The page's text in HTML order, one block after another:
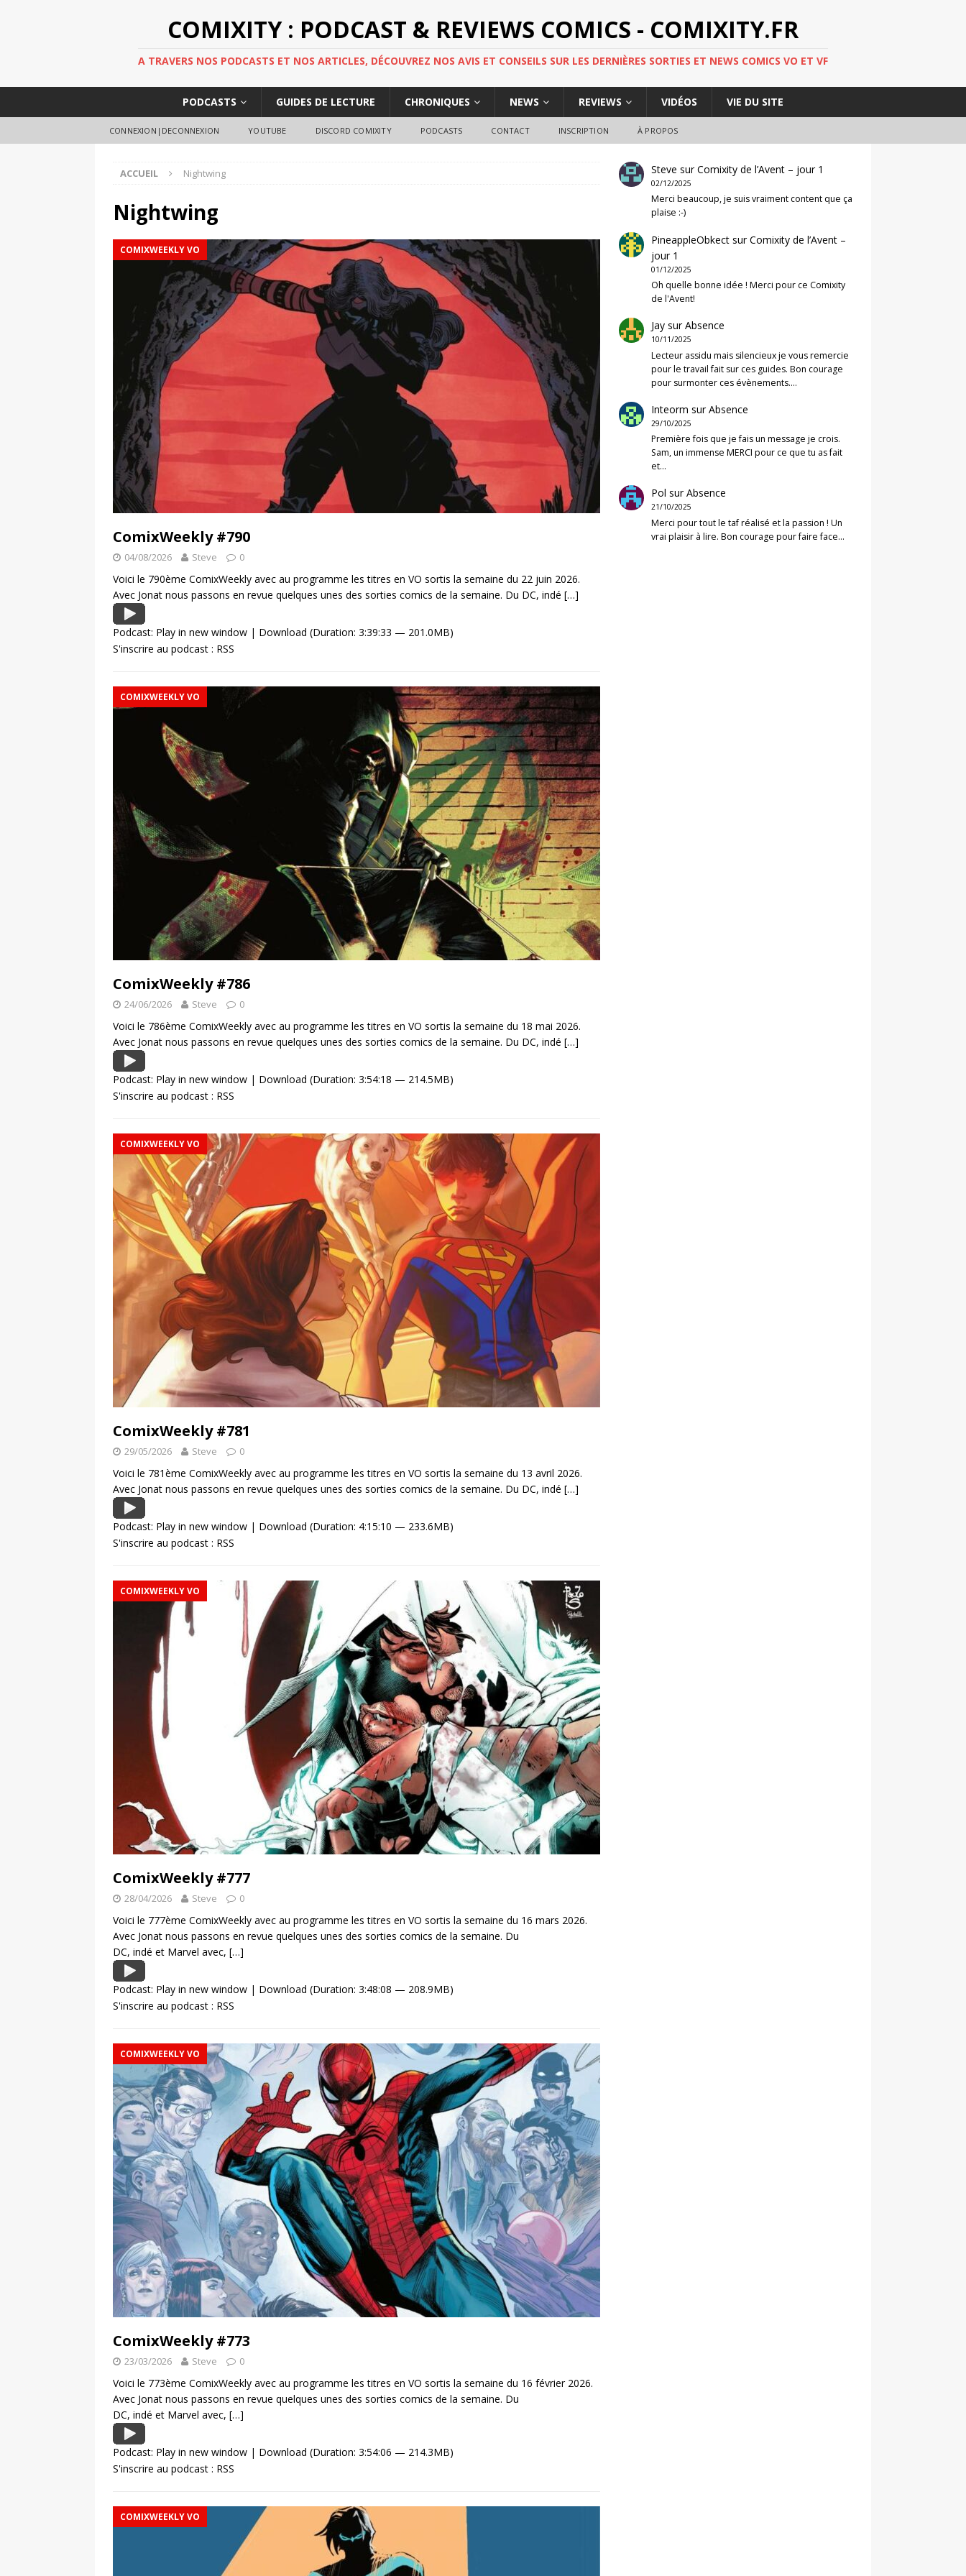
COMIXITY : PODCAST & REVIEWS COMICS - COMIXITY.FR
A TRAVERS NOS PODCASTS ET NOS ARTICLES, DÉCOUVREZ NOS AVIS ET CONSEILS SUR LES DERNIÈRES SORTIES ET NEWS COMICS VO ET VF
PODCASTS GUIDES DE LECTURE CHRONIQUES NEWS REVIEWS VIDÉOS VIE DU SITE
CONNEXION|DECONNEXION YOUTUBE DISCORD COMIXITY PODCASTS CONTACT INSCRIPTION À PROPOS
ACCUEIL Nightwing
Nightwing
COMIXWEEKLY VO
ComixWeekly #790
04/08/2026 Steve 0
Voici le 790ème ComixWeekly avec au programme les titres en VO sortis la semaine du 22 juin 2026.
Avec Jonat nous passons en revue quelques unes des sorties comics de la semaine. Du DC, indé […]
Podcast: Play in new window | Download (Duration: 3:39:33 — 201.0MB)
S'inscrire au podcast : RSS
COMIXWEEKLY VO
ComixWeekly #786
24/06/2026 Steve 0
Voici le 786ème ComixWeekly avec au programme les titres en VO sortis la semaine du 18 mai 2026.
Avec Jonat nous passons en revue quelques unes des sorties comics de la semaine. Du DC, indé […]
Podcast: Play in new window | Download (Duration: 3:54:18 — 214.5MB)
S'inscrire au podcast : RSS
COMIXWEEKLY VO
ComixWeekly #781
29/05/2026 Steve 0
Voici le 781ème ComixWeekly avec au programme les titres en VO sortis la semaine du 13 avril 2026.
Avec Jonat nous passons en revue quelques unes des sorties comics de la semaine. Du DC, indé […]
Podcast: Play in new window | Download (Duration: 4:15:10 — 233.6MB)
S'inscrire au podcast : RSS
COMIXWEEKLY VO
ComixWeekly #777
28/04/2026 Steve 0
Voici le 777ème ComixWeekly avec au programme les titres en VO sortis la semaine du 16 mars 2026.
Avec Jonat nous passons en revue quelques unes des sorties comics de la semaine. Du
DC, indé et Marvel avec, […]
Podcast: Play in new window | Download (Duration: 3:48:08 — 208.9MB)
S'inscrire au podcast : RSS
COMIXWEEKLY VO
ComixWeekly #773
23/03/2026 Steve 0
Voici le 773ème ComixWeekly avec au programme les titres en VO sortis la semaine du 16 février 2026.
Avec Jonat nous passons en revue quelques unes des sorties comics de la semaine. Du
DC, indé et Marvel avec, […]
Podcast: Play in new window | Download (Duration: 3:54:06 — 214.3MB)
S'inscrire au podcast : RSS
COMIXWEEKLY VO
Steve surComixity de l’Avent – jour 1
02/12/2025
Merci beaucoup, je suis vraiment content que ça
plaise :-)
PineappleObkect surComixity de l’Avent –
jour 1
01/12/2025
Oh quelle bonne idée ! Merci pour ce Comixity
de l'Avent!
Jay surAbsence
10/11/2025
Lecteur assidu mais silencieux je vous remercie
pour le travail fait sur ces guides. Bon courage
pour surmonter ces évènements.…
Inteorm surAbsence
29/10/2025
Première fois que je fais un message je crois.
Sam, un immense MERCI pour ce que tu as fait
et…
Pol surAbsence
21/10/2025
Merci pour tout le taf réalisé et la passion ! Un
vrai plaisir à lire. Bon courage pour faire face…